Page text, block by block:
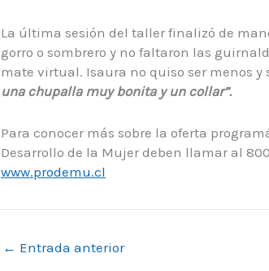
La última sesión del taller finalizó de
gorro o sombrero y no faltaron las
mate virtual. Isaura no quiso ser menos y
una chupalla muy bonita y un collar”.
Para conocer más sobre la oferta
Desarrollo de la Mujer deben llamar al
www.prodemu.cl
← Entrada anterior